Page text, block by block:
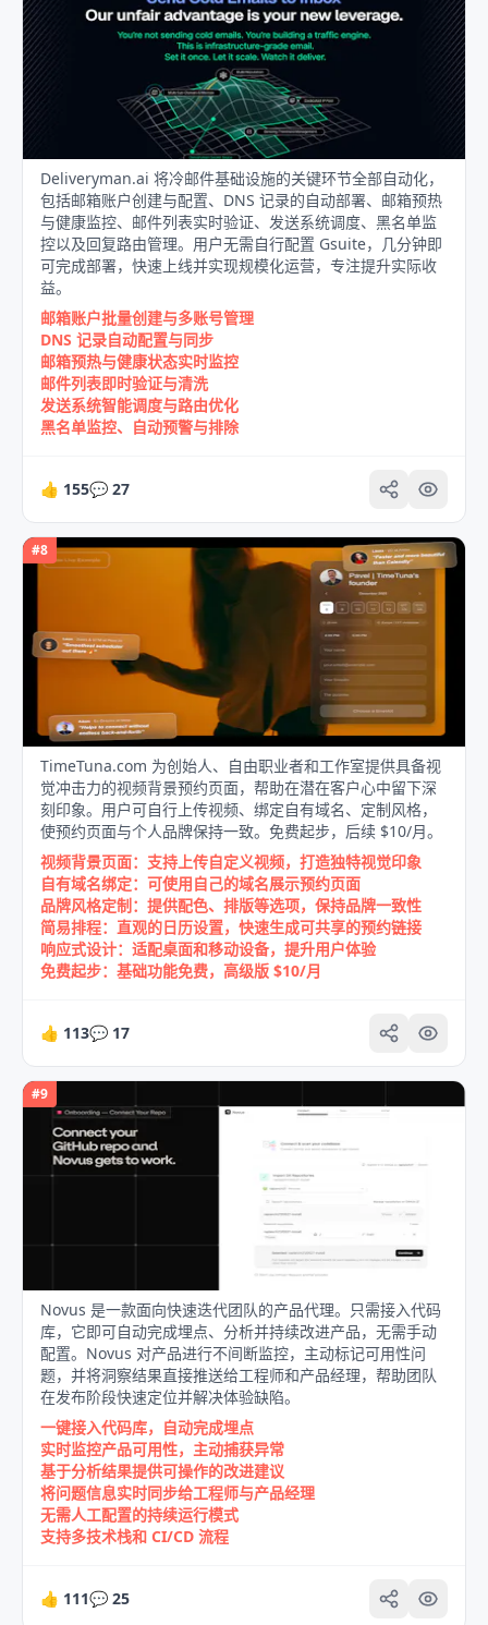
Deliveryman.ai 将冷邮件基础设施的关键环节全部自动化，
包括邮箱账户创建与配置、DNS 记录的自动部署、邮箱预热
与健康监控、邮件列表实时验证、发送系统调度、黑名单监
控以及回复路由管理。用户无需自行配置 Gsuite，几分钟即
可完成部署，快速上线并实现规模化运营，专注提升实际收
益。
邮箱账户批量创建与多账号管理
DNS 记录自动配置与同步
邮箱预热与健康状态实时监控
邮件列表即时验证与清洗
发送系统智能调度与路由优化
黑名单监控、自动预警与排除
👍 155💬 27
#8
TimeTuna.com 为创始人、自由职业者和工作室提供具备视
觉冲击力的视频背景预约页面，帮助在潜在客户心中留下深
刻印象。用户可自行上传视频、绑定自有域名、定制风格，
使预约页面与个人品牌保持一致。免费起步，后续 $10/月。
视频背景页面：支持上传自定义视频，打造独特视觉印象
自有域名绑定：可使用自己的域名展示预约页面
品牌风格定制：提供配色、排版等选项，保持品牌一致性
简易排程：直观的日历设置，快速生成可共享的预约链接
响应式设计：适配桌面和移动设备，提升用户体验
免费起步：基础功能免费，高级版 $10/月
👍 113💬 17
#9
Novus 是一款面向快速迭代团队的产品代理。只需接入代码
库，它即可自动完成埋点、分析并持续改进产品，无需手动
配置。Novus 对产品进行不间断监控，主动标记可用性问
题，并将洞察结果直接推送给工程师和产品经理，帮助团队
在发布阶段快速定位并解决体验缺陷。
一键接入代码库，自动完成埋点
实时监控产品可用性，主动捕获异常
基于分析结果提供可操作的改进建议
将问题信息实时同步给工程师与产品经理
无需人工配置的持续运行模式
支持多技术栈和 CI/CD 流程
👍 111💬 25